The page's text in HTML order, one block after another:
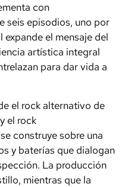
con
seis episodios, uno por
expande el mensaje del
artística integral
para dar vida a
el rock alternativo de
el rock
construye sobre una
y baterías que dialogan
La producción
mientras que la